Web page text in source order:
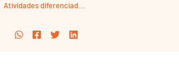
Atividades diferenciad...